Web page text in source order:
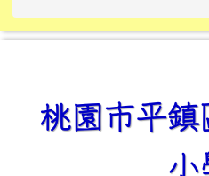
桃園市平
小